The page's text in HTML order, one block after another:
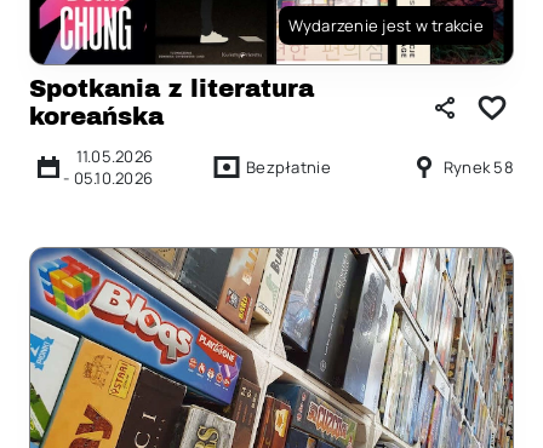
Wydarzenie jest w trakcie
Spotkania z literatura
koreańska
11.05.2026
- 05.10.2026 Bezpłatnie Rynek 58